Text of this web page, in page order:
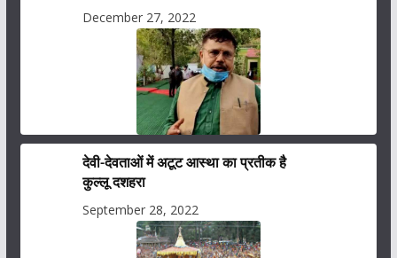
December 27, 2022
देवी-देवताओं में अटूट आस्था का प्रतीक है
कुल्लू दशहरा
September 28, 2022